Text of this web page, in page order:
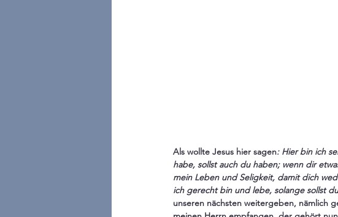
Als wollte Jesus hier sagen: Hier bin ich
habe, sollst auch du haben; wenn dir
mein Leben und Seligkeit, damit dich
ich gerecht bin und lebe, solange sollst
unseren nächsten weitergeben, nämlich